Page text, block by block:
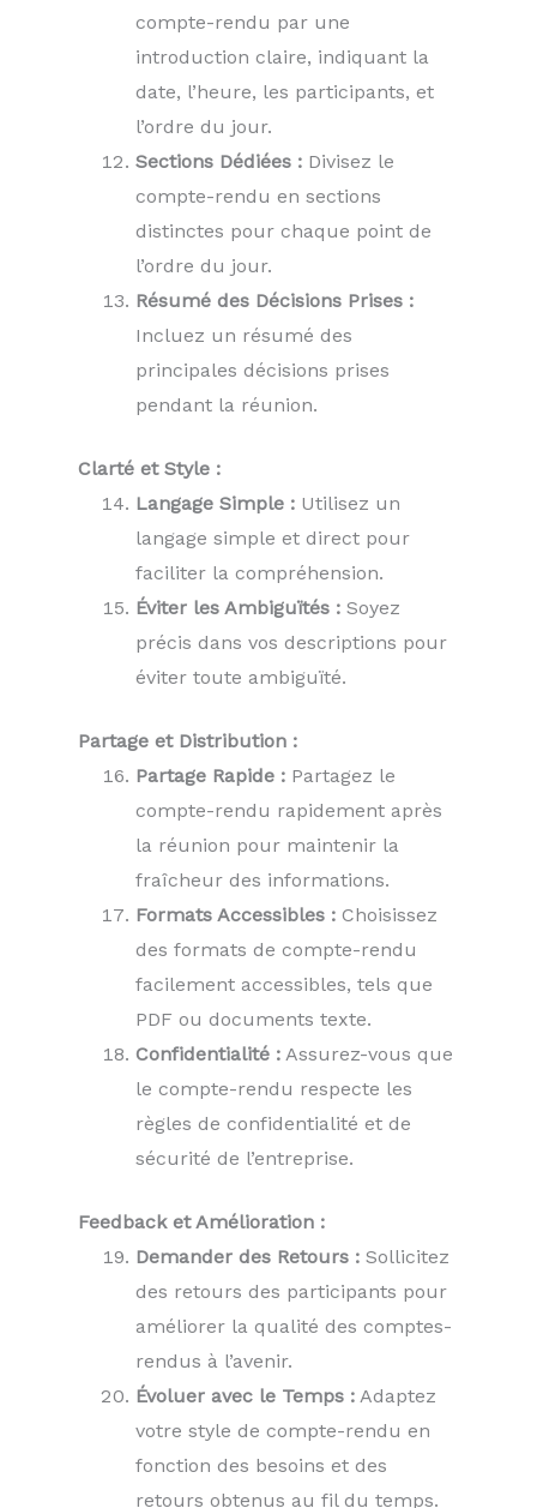
compte-rendu par une
introduction claire, indiquant la
date, l’heure, les participants, et
l’ordre du jour.
Sections Dédiées : Divisez le
compte-rendu en sections
distinctes pour chaque point de
l’ordre du jour.
Résumé des Décisions Prises :
Incluez un résumé des
principales décisions prises
pendant la réunion.
Clarté et Style :
Langage Simple : Utilisez un
langage simple et direct pour
faciliter la compréhension.
Éviter les Ambiguïtés : Soyez
précis dans vos descriptions pour
éviter toute ambiguïté.
Partage et Distribution :
Partage Rapide : Partagez le
compte-rendu rapidement après
la réunion pour maintenir la
fraîcheur des informations.
Formats Accessibles : Choisissez
des formats de compte-rendu
facilement accessibles, tels que
PDF ou documents texte.
Confidentialité : Assurez-vous que
le compte-rendu respecte les
règles de confidentialité et de
sécurité de l’entreprise.
Feedback et Amélioration :
Demander des Retours : Sollicitez
des retours des participants pour
améliorer la qualité des comptes-
rendus à l’avenir.
Évoluer avec le Temps : Adaptez
votre style de compte-rendu en
fonction des besoins et des
retours obtenus au fil du temps.